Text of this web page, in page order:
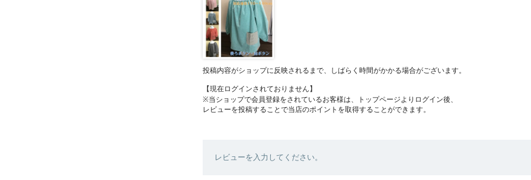
投稿内容がショップに反映されるまで、しばらく時間がかかる場合がございます。
【現在ログインされておりません】
※当ショップで会員登録をされているお客様は、トップページよりログイン後、
レビューを投稿することで当店のポイントを取得することができます。
レビューを入力してください。